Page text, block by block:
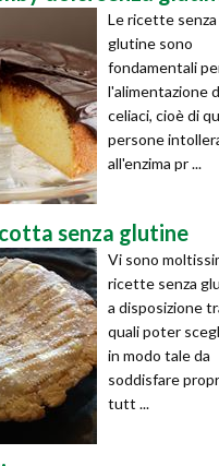
Le ricette senza
glutine sono
fondamentali
l'alimentazione
celiaci, cioè di
persone
all'enzima pr ...
senza glutine
Vi sono
ricette senza
a disposizione
quali poter
in modo tale da
soddisfare
tutt ...